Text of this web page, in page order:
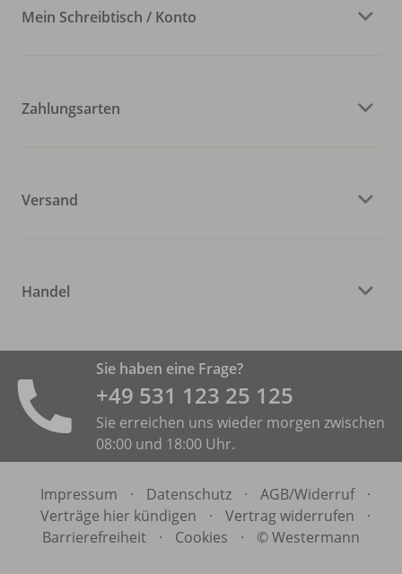
Mein Schreibtisch / Konto
Zahlungsarten
Versand
Handel
Sie haben eine Frage?
+49 531 ­123 25 125
Sie erreichen uns wieder morgen zwischen
08:00 und 18:00 Uhr.
Impressum · Datenschutz · AGB/Widerruf
·
Verträge hier kündigen
· Vertrag widerrufen
·
Barrierefreiheit
· Cookies · © Westermann